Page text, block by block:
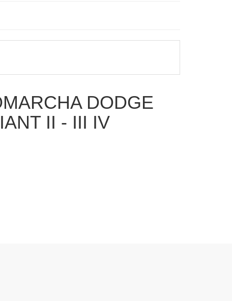
DODGE
II - III IV